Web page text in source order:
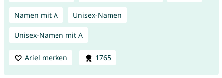
Namen mit A Unisex-Namen
Unisex-Namen mit A
Ariel merken 1765